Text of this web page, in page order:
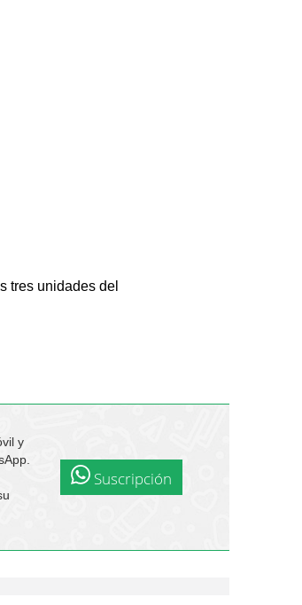
tres unidades del
y
Suscripción